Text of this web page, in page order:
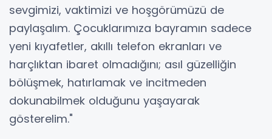
sevgimizi, vaktimizi ve hoşgörümüzü de
paylaşalım. Çocuklarımıza bayramın sadece
yeni kıyafetler, akıllı telefon ekranları ve
harçlıktan ibaret olmadığını; asıl güzelliğin
bölüşmek, hatırlamak ve incitmeden
dokunabilmek olduğunu yaşayarak
gösterelim."